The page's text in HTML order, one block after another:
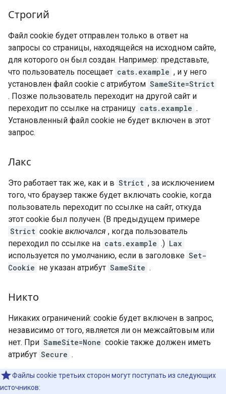
Строгий
Файл cookie будет отправлен только в ответ на
запросы со страницы, находящейся на исходном сайте,
для которого он был создан. Например: представьте,
что пользователь посещает cats.example , и у него
установлен файл cookie с атрибутом SameSite=Strict
. Позже пользователь переходит на другой сайт и
переходит по ссылке на страницу cats.example .
Установленный файл cookie не будет включен в этот
запрос.
Лакс
Это работает так же, как и в Strict , за исключением
того, что браузер также будет включать cookie, когда
пользователь переходит по ссылке на сайт, откуда
этот cookie был получен. (В предыдущем примере
Strict cookie включался , когда пользователь
переходил по ссылке на cats.example .) Lax
используется по умолчанию, если в заголовке Set-
Cookie не указан атрибут SameSite .
Никто
Никаких ограничений: cookie будет включен в запрос,
независимо от того, является ли он межсайтовым или
нет. При SameSite=None cookie также должен иметь
атрибут Secure .
Файлы cookie третьих сторон могут поступать из следующих
источников: